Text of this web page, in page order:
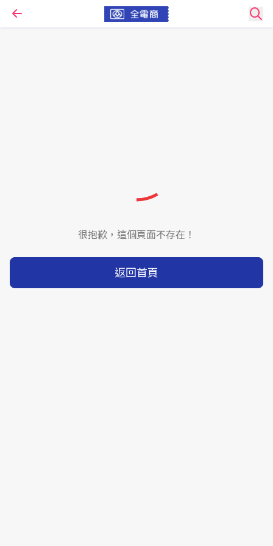
很抱歉，這個頁面不存在！
返回首頁